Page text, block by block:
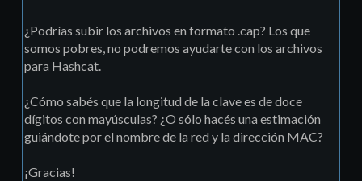
¿Podrías subir los archivos en formato .cap? Los que
somos pobres, no podremos ayudarte con los archivos
para Hashcat.
¿Cómo sabés que la longitud de la clave es de doce
dígitos con mayúsculas? ¿O sólo hacés una estimación
guiándote por el nombre de la red y la dirección MAC?
¡Gracias!